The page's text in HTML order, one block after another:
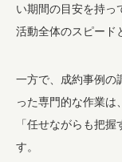
い期間の目安を持っ
活動全体のスピード
一方で、成約事例の
った専門的な作業は
「任せながらも把
す。